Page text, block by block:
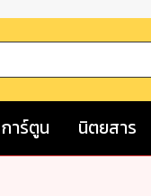
การ์ตูน นิตยสาร